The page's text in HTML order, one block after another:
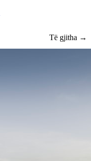
Të gjitha →